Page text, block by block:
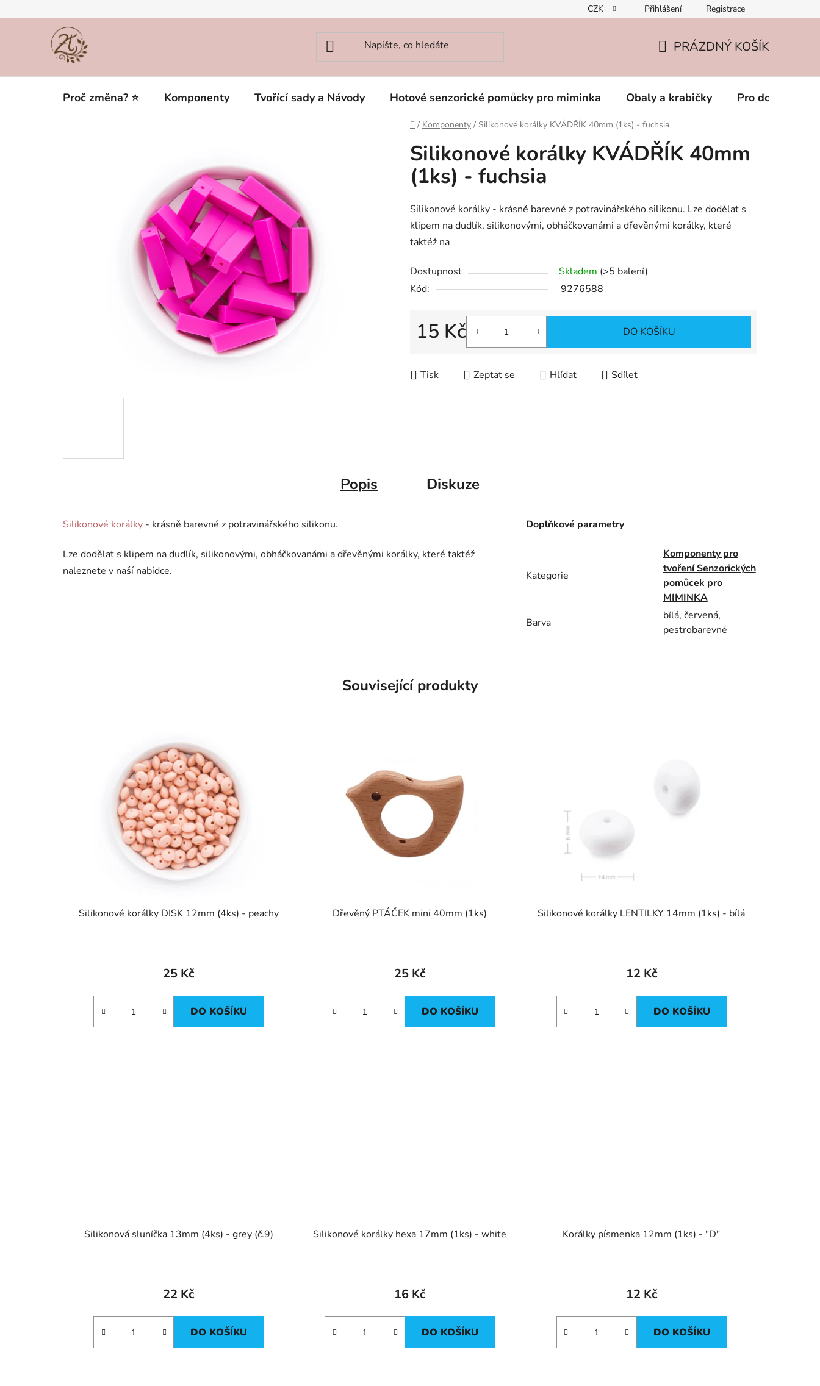
na
CZK Přihlášení Registrace
KOŠÍK
PRÁZDNÝ KOŠÍK
Proč změna? ⭐ Komponenty Tvořící sady a Návody Hotové senzorické pomůcky pro miminka Obaly a krabičky Pro dospěláky
Domů
/ Komponenty / Silikonové korálky KVÁDŘÍK 40mm (1ks) - fuchsia
Silikonové korálky KVÁDŘÍK 40mm
(1ks) - fuchsia
Silikonové korálky - krásně barevné z potravinářského silikonu. Lze dodělat s
klipem na dudlík, silikonovými, obháčkovanámi a dřevěnými korálky, které
taktéž na
Dostupnost Skladem (>5 balení)
Kód:
9276588
15 Kč
Měrná cena:
DO KOŠÍKU
Tisk Zeptat se Hlídat Sdílet
Popis Diskuze
Silikonové korálky - krásně barevné z potravinářského silikonu.
Lze dodělat s klipem na dudlík, silikonovými, obháčkovanámi a dřevěnými korálky, které taktéž
naleznete v naší nabídce.
Doplňkové parametry
Kategorie
Komponenty pro
tvoření Senzorických
pomůcek pro
MIMINKA
Barva
bílá, červená,
pestrobarevné
Související produkty
Silikonové korálky DISK 12mm (4ks) - peachy
25 Kč
DO KOŠÍKU
Dřevěný PTÁČEK mini 40mm (1ks)
25 Kč
DO KOŠÍKU
Silikonové korálky LENTILKY 14mm (1ks) - bílá
12 Kč
DO KOŠÍKU
Silikonová sluníčka 13mm (4ks) - grey (č.9)
22 Kč
DO KOŠÍKU
Silikonové korálky hexa 17mm (1ks) - white
16 Kč
DO KOŠÍKU
Korálky písmenka 12mm (1ks) - "D"
12 Kč
DO KOŠÍKU